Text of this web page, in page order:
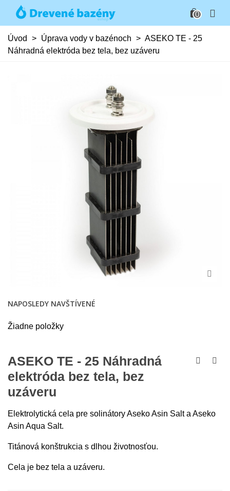
0
Úvod > Úprava vody v bazénoch > ASEKO TE - 25
Náhradná elektróda bez tela, bez uzáveru
NAPOSLEDY NAVŠTÍVENÉ
Žiadne položky
ASEKO TE - 25 Náhradná
elektróda bez tela, bez
uzáveru
Elektrolytická cela pre solinátory Aseko Asin Salt a Aseko
Asin Aqua Salt.
Titánová konštrukcia s dlhou životnosťou.
Cela je bez tela a uzáveru.